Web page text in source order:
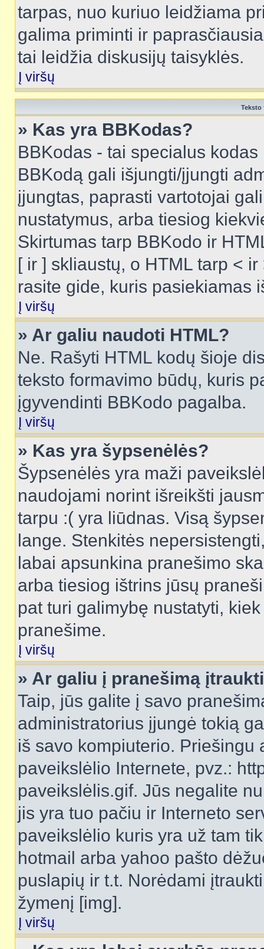
tarpas, nuo kuriuo leidžiama
galima priminti ir
tai leidžia diskusijų taisyklės.
Į viršų
Teksto
» Kas yra BBKodas?
BBKodas - tai specialus
BBKodą gali išjungti/įjungti
įjungtas, paprasti vartotojai
nustatymus, arba tiesiog
Skirtumas tarp BBKodo ir
[ ir ] skliaustų, o HTML tarp <
rasite gide, kuris pasiekiamas
Į viršų
» Ar galiu naudoti HTML?
Ne. Rašyti HTML kodų šioje
teksto formavimo būdų, kuris
įgyvendinti BBKodo pagalba.
Į viršų
» Kas yra šypsenėlės?
Šypsenėlės yra maži
naudojami norint išreikšti
tarpu :( yra liūdnas. Visą
lange. Stenkitės
labai apsunkina pranešimo
arba tiesiog ištrins jūsų
pat turi galimybę nustatyti,
pranešime.
Į viršų
» Ar galiu į pranešimą
Taip, jūs galite į savo
administratorius įjungė tokią
iš savo kompiuterio.
paveikslėlio Internete, pvz.:
paveikslėlis.gif. Jūs negalite
jis yra tuo pačiu ir Interneto
paveikslėlio kuris yra už tam
hotmail arba yahoo pašto
puslapių ir t.t. Norėdami
žymenį [img].
Į viršų